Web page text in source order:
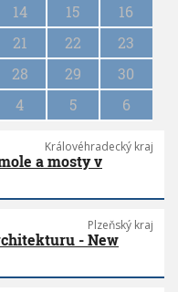
14 15
16
21 22
23
28 29
30
4 5 6
Královéhradecký kraj
a mosty v
Plzeňský kraj
- New